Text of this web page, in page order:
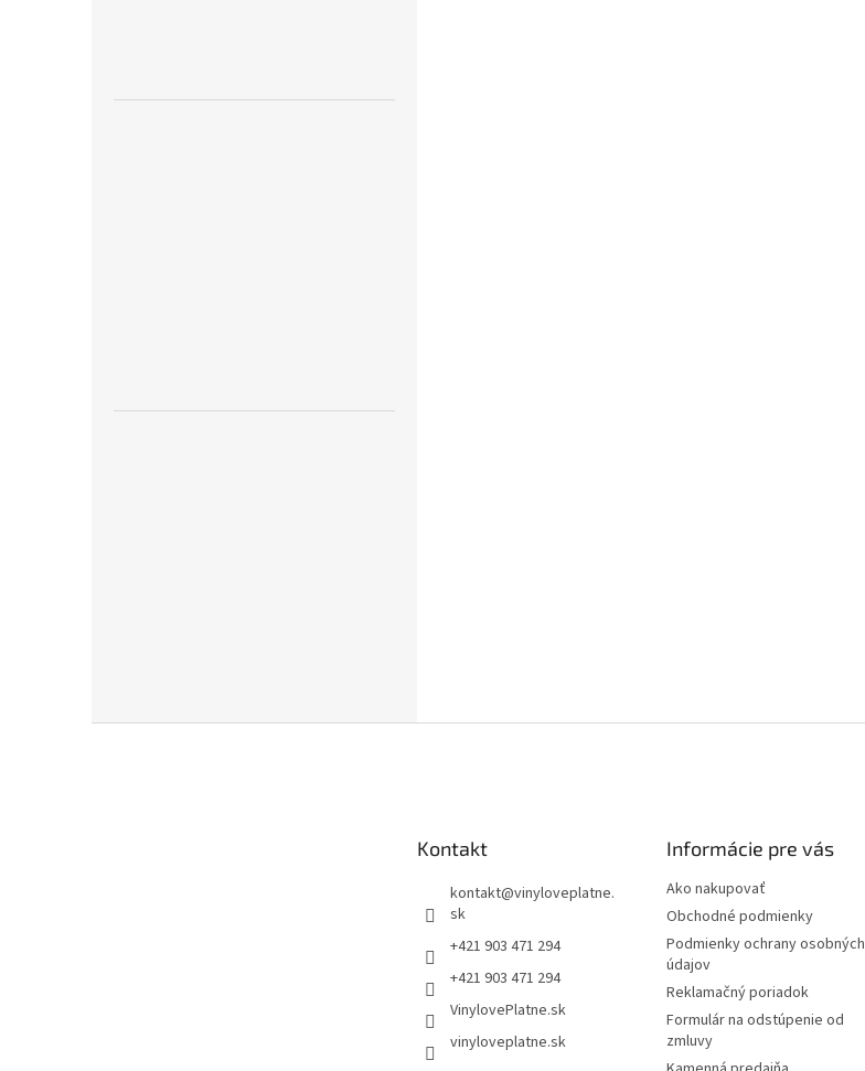
Kontakt
kontakt@vinyloveplatne.
sk
+421 903 471 294
+421 903 471 294
VinylovePlatne.sk
vinyloveplatne.sk
Informácie pre vás
Ako nakupovať
Obchodné podmienky
Podmienky ochrany osobných
údajov
Reklamačný poriadok
Formulár na odstúpenie od
zmluvy